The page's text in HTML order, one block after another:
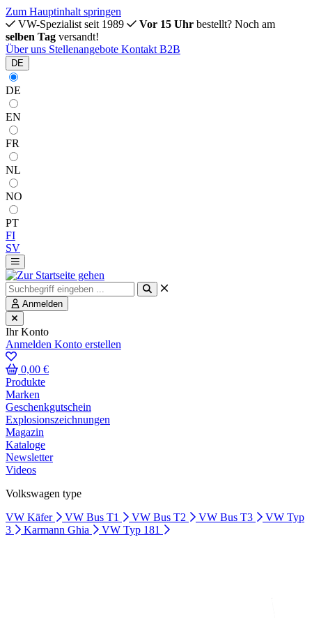
Zum Hauptinhalt springen
VW-Spezialist seit 1989
Vor 15 Uhr bestellt? Noch am
selben Tag versandt!
Über uns Stellenangebote Kontakt B2B
DE
DE
EN
FR
NL
NO
PT
FI
SV
Anmelden
Ihr Konto
Anmelden Konto erstellen
0,00 €
Produkte
Marken
Geschenkgutschein
Explosionszeichnungen
Magazin
Kataloge
Newsletter
Videos
Volkswagen type
VW Käfer
VW Bus T1 VW Bus T2 VW Bus T3
VW Typ
3
Karmann Ghia VW Typ 181